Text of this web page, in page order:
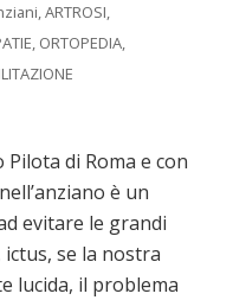
,ARTROSI,
, ORTOPEDIA,
di Roma e con
è un
evitare le grandi
se la nostra
lucida, il problema